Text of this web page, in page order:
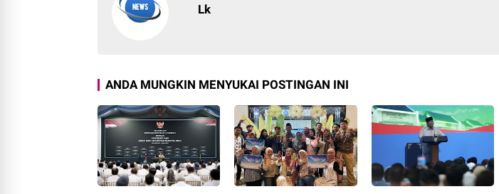
Lk
ANDA MUNGKIN MENYUKAI POSTINGAN INI